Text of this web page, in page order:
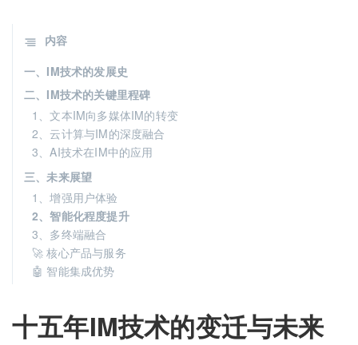
十五年IM技术的变迁与未来
内容
一、IM技术的发展史
二、IM技术的关键里程碑
1、文本IM向多媒体IM的转变
2、云计算与IM的深度融合
3、AI技术在IM中的应用
三、未来展望
1、增强用户体验
2、智能化程度提升
3、多终端融合
🚀 核心产品与服务
🤖 智能集成优势